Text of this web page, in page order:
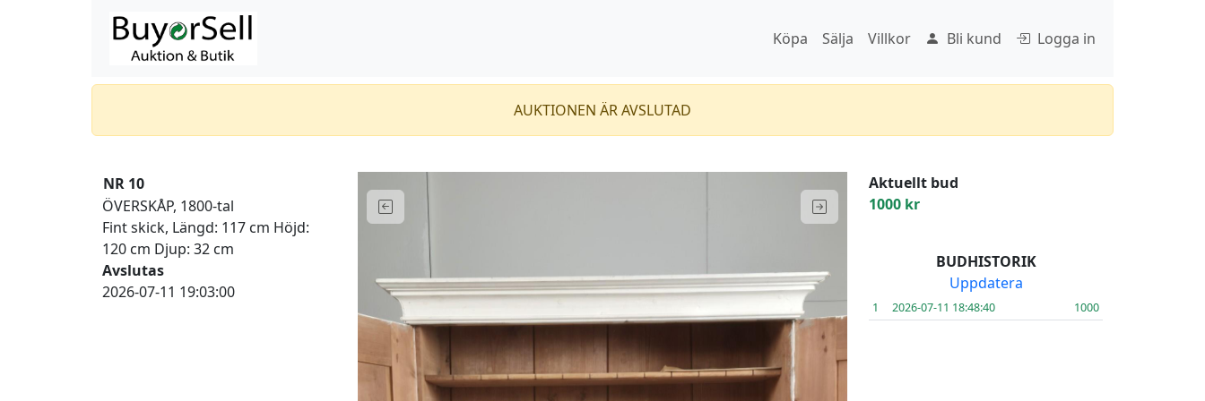
Köpa Sälja Villkor Bli kund Logga in
AUKTIONEN ÄR AVSLUTAD
NR 10
ÖVERSKÅP, 1800-tal
Fint skick, Längd: 117 cm Höjd:
120 cm Djup: 32 cm
Avslutas
2026-07-11 19:03:00
Aktuellt bud
1000 kr
BUDHISTORIK
Uppdatera
1 2026-07-11 18:48:40 1000